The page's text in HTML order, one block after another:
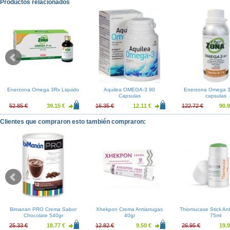
Productos relacionados
Enerzona Omega 3Rx Liquido
52.85 € 39.15 €
Aquilea OMEGA-3 90
Capsulas
16.35 € 12.11 €
Enerzona Omega
capsulas
122.72 €
Clientes que compraron esto también compraron:
Bimanan PRO Crema Sabor
Chocolate 540gr
25.33 € 18.77 €
Xhekpon Crema Antiarrugas
40gr
12.82 € 9.50 €
Thiomucase Stick
75ml
26.95 €